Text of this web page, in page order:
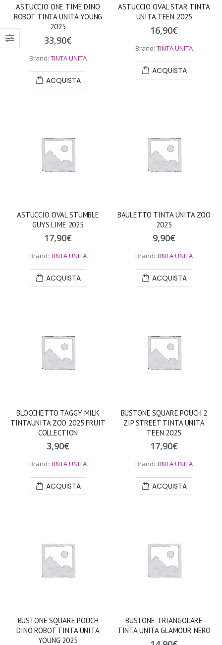
ASTUCCIO ONE TIME DINO
ROBOT TINTA UNITA YOUNG
2025
33,90€
Brand: TINTA UNITA
ACQUISTA
ASTUCCIO OVAL STAR TINTA
UNITA TEEN 2025
16,90€
Brand: TINTA UNITA
ACQUISTA
ASTUCCIO OVAL STUMBLE
GUYS LIME 2025
17,90€
Brand: TINTA UNITA
ACQUISTA
BAULETTO TINTA UNITA ZOO
2025
9,90€
Brand: TINTA UNITA
ACQUISTA
BLOCCHETTO TAGGY MILK
TINTAUNITA ZOO 2025 FRUIT
COLLECTION
3,90€
Brand: TINTA UNITA
ACQUISTA
BUSTONE SQUARE POUCH 2
ZIP STREET TINTA UNITA
TEEN 2025
17,90€
Brand: TINTA UNITA
ACQUISTA
BUSTONE SQUARE POUCH
DINO ROBOT TINTA UNITA
YOUNG 2025
BUSTONE TRIANGOLARE
TINTA UNITA GLAMOUR NERO